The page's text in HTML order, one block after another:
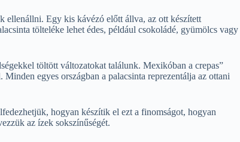
ellenállni. Egy kis kávézó előtt állva, az ott készített
tölteléke lehet édes, például csokoládé, gyümölcs vagy
töltött változatokat találunk. Mexikóban a crepas”
egyes országban a palacsinta reprezentálja az ottani
hogyan készítik el ezt a finomságot, hogyan
az ízek sokszínűségét.